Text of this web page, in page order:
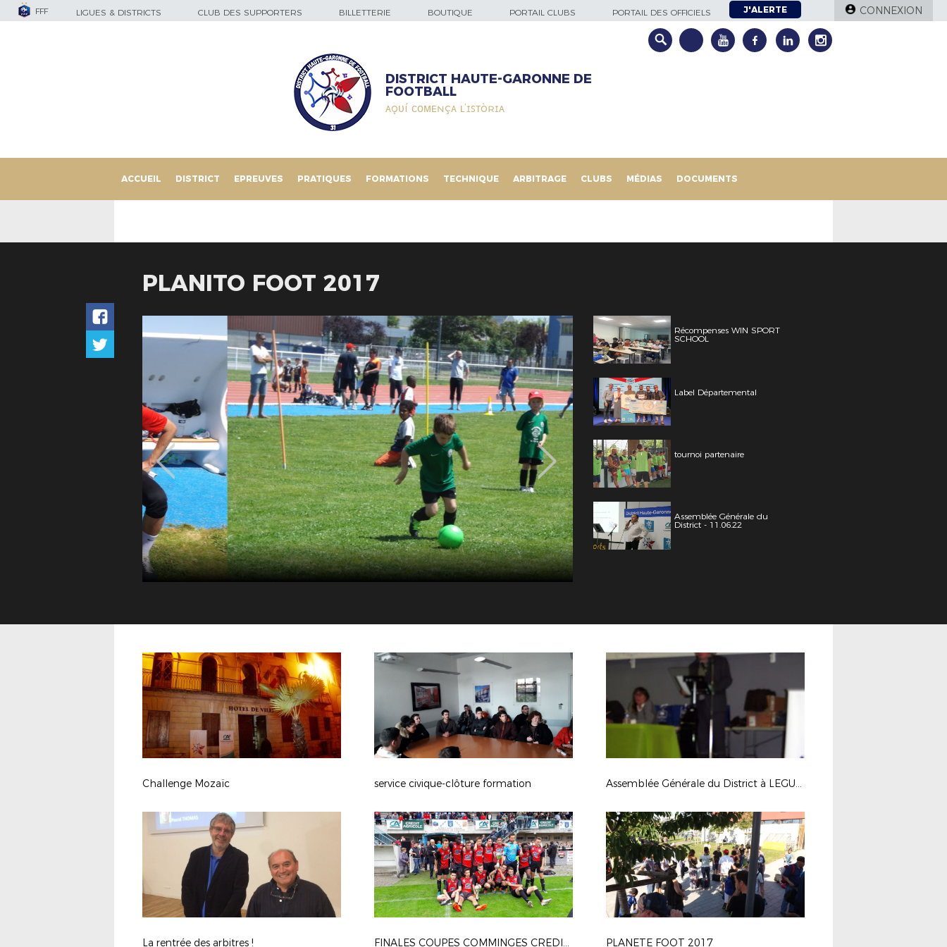
FFF LIGUES & DISTRICTS CLUB DES SUPPORTERS BILLETTERIE BOUTIQUE PORTAIL CLUBS PORTAIL DES OFFICIELS J'ALERTE CONNEXION
DISTRICT HAUTE-GARONNE DE
FOOTBALL
ᴀǫᴜí ᴄᴏᴍᴇɴçᴀ ʟ’ɪꜱᴛòʀɪᴀ
ACCUEIL DISTRICT EPREUVES PRATIQUES FORMATIONS TECHNIQUE ARBITRAGE CLUBS MÉDIAS DOCUMENTS
PLANITO FOOT 2017
Récompenses WIN SPORT
SCHOOL
Label Départemental
tournoi partenaire
Assemblée Générale du
District - 11.06.22
Challenge Mozaïc service civique-clôture formation Assemblée Générale du District à LEGUEVIN
La rentrée des arbitres ! FINALES COUPES COMMINGES CREDIT-AGRICOLE PLANETE FOOT 2017